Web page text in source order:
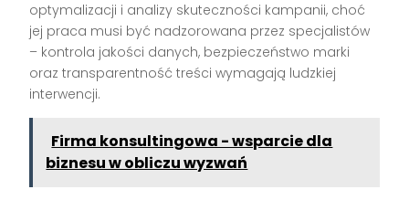
optymalizacji i analizy skuteczności kampanii, choć
jej praca musi być nadzorowana przez specjalistów
– kontrola jakości danych, bezpieczeństwo marki
oraz transparentność treści wymagają ludzkiej
interwencji.
Firma konsultingowa - wsparcie dla
biznesu w obliczu wyzwań